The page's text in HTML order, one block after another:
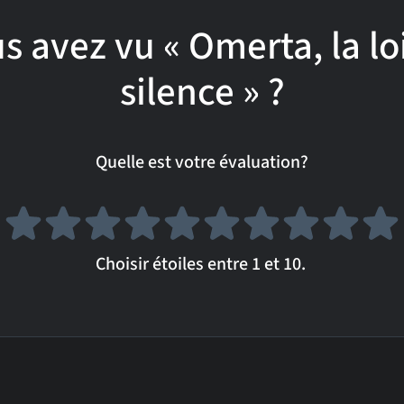
avez vu « Omerta, la
silence » ?
Quelle est votre évaluation?
Choisir étoiles entre 1 et 10.